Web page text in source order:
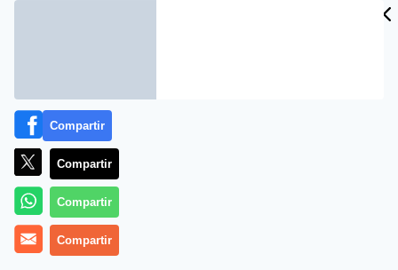
La llegada del chavista proetarra Pablo Iglesias a
Compartir
Compartir
Compartir
Compartir